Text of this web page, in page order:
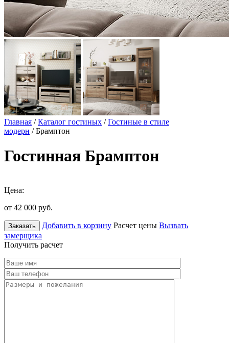
Главная /Каталог гостиных /Гостиные в стиле
модерн / Брамптон
Гостинная Брамптон
Цена:
от 42 000 руб.
Заказать Добавить в корзину Расчет цены Вызвать
замерщика
Получить расчет